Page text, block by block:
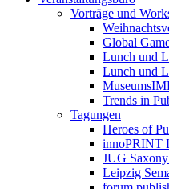
Vorträge und
Global
Lunch und
Lunch und
Trends in
Tagungen
Heroes of
innoPRINT
JUG
Leipzig